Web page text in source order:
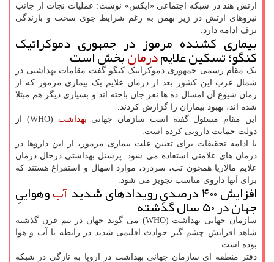
ارتش هند در شبکه اجتماعی «ایکس» نوشت: عملیات نجات از جانب
نیروهای ارتش در زیر بهمن به رغم شرایط جوی سخت و بارندگی
برف ادامه دارد.
بیماری کشنده مرموز در جمهوری دموکراتیک
کنگو؛ تسکین علایمدرمانبخش است
یک مقام رسمی جمهوری دموکراتیک کنگو گفت مقامات بهداشتی در
شمال غرب این کشور بعد از درمان علایم یک بیماری مرموز که از
زمان شیوع آن امسال ده ها نفر جان باخته اند و بسیاری دیگر هم مبتلا
شده اند، بهبود بیماران را گزارش کردند.
این مقام مسئول گفته است سازمان جهانی بهداشت
(WHO) از
دولت حمایت دارویی کرده است.
با ادامه تحقیقات برای تعیین علت بیماری مرموز، از این داروها در
درمان های علامتی استفاده می شود. پرسنل بهداشتی درحال درمان
علایم مالاریا همچون تب، سردرد، موارد اسهال و استفراغ هستند که
برای آنها داروی مناسب تجویز می شود.
افزایش ۴۰۰ درصدیِ رویدادهای شدید آبوهواییِ
جهان در ۵۰ سال گذشته
سازمان جهانی بهداشت (WHO) می گوید جهان در نیم قرن گذشته
شاهد افزایش چشم گیر حوادث اقلیمی شدید در رابطه با آب و هوا
بوده است.
دفتر منطقه ای سازمان جهانی بهداشت در اروپا به تازگی در شبکه